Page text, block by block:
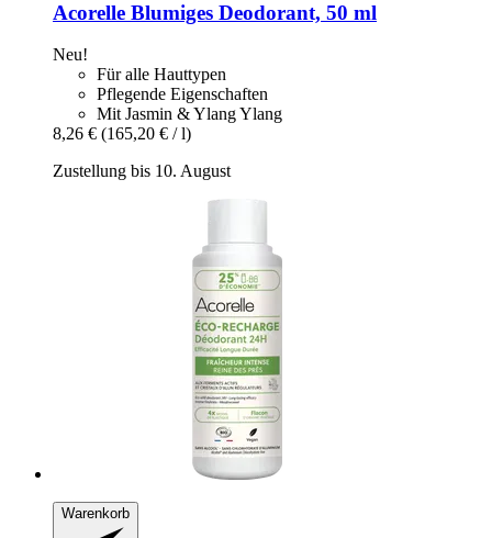
Acorelle Blumiges Deodorant, 50 ml
Neu!
Für alle Hauttypen
Pflegende Eigenschaften
Mit Jasmin & Ylang Ylang
8,26 € (165,20 € / l)
Zustellung bis 10. August
Warenkorb